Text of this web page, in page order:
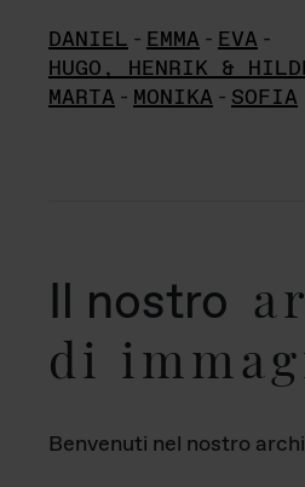
DANIEL - EMMA - EVA -
HUGO, HENRIK &
MARTA - MONIKA - SOFIA
Il nostro
di
Benvenuti nel nostro